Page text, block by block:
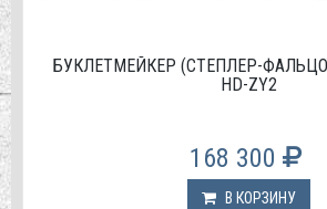
БУКЛЕТМЕЙКЕР (СТЕПЛЕР-
HD-ZY2
168 300
В КОРЗИНУ